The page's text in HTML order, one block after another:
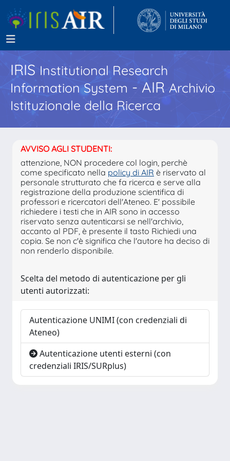
IRISInstitutional Research
Information System - AIR Archivio
Istituzionale della Ricerca
AVVISO AGLI STUDENTI:
attenzione, NON procedere col login, perchè
come specificato nella policy di AIR è riservato al
personale strutturato che fa ricerca e serve alla
registrazione della produzione scientifica di
professori e ricercatori dell'Ateneo. E' possibile
richiedere i testi che in AIR sono in accesso
riservato senza autenticarsi se nell'archivio,
accanto al PDF, è presente il tasto Richiedi una
copia. Se non c'è significa che l'autore ha deciso di
non renderlo disponibile.
Scelta del metodo di autenticazione per gli
utenti autorizzati:
Autenticazione UNIMI (con credenziali di
Ateneo)
Autenticazione utenti esterni (con
credenziali IRIS/SURplus)